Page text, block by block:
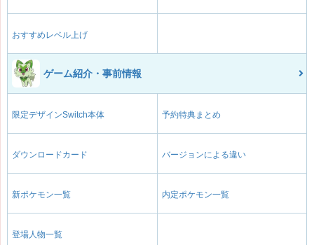
おすすめレベル上げ
ゲーム紹介・事前情報
限定デザインSwitch本体 予約特典まとめ
ダウンロードカード バージョンによる違い
新ポケモン一覧 内定ポケモン一覧
登場人物一覧